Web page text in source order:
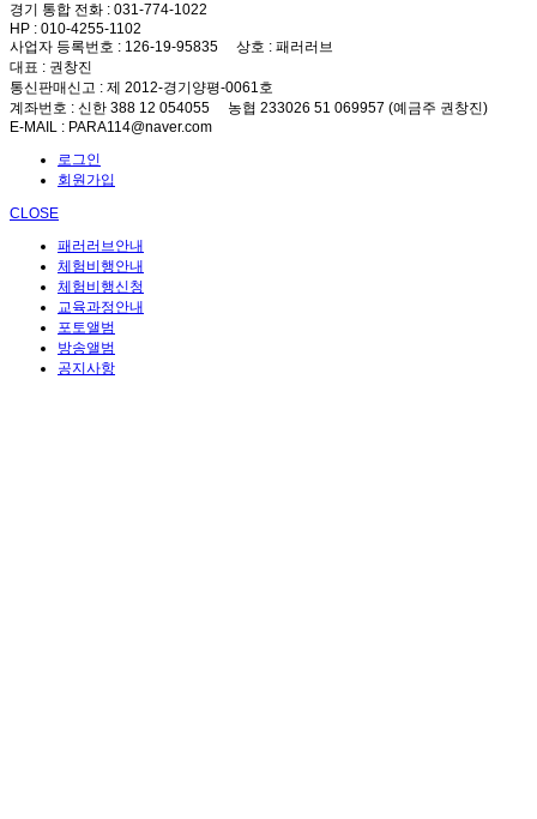
경기 통합 전화 : 031-774-1022
HP : 010-4255-1102
사업자 등록번호 : 126-19-95835 상호 : 패러러브
대표 : 권창진
통신판매신고 : 제 2012-경기양평-0061호
계좌번호 : 신한 388 12 054055 농협 233026 51 069957 (예금주 권창진)
E-MAIL : PARA114@naver.com
로그인
회원가입
CLOSE
패러러브안내
체험비행안내
체험비행신청
교육과정안내
포토앨범
방송앨범
공지사항